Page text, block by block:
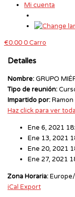
Mi cuenta
€0.000Carro
Detalles
Nombre:GRUPO
Tipo de reunión:
Impartido por:Ramon
Haz click para ver
Ene 6, 2021
Ene 13, 2021
Ene 20, 2021
Ene 27, 2021
Zona Horaria:
iCal Export